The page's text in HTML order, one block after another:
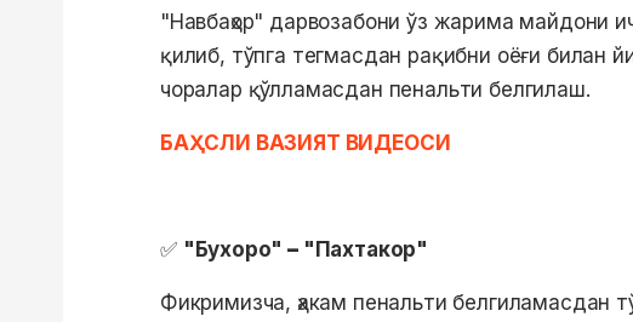
"Навбаҳор" дарвозабони ўз жарима майдони
қилиб, тўпга тегмасдан рақибни оёғи билан
чоралар қўлламасдан пенальти белгилаш.
БАҲСЛИ ВАЗИЯТ ВИДЕОСИ
✅ "Бухоро"– "Пахтакор"
Фикримизча, ҳакам пенальти белгиламасдан